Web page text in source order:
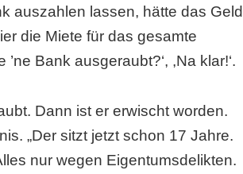
auszahlen lassen, hätte das Geld
die Miete für das gesamte
Bank ausgeraubt?‘, ,Na klar!‘.
Dann ist er erwischt worden.
„Der sitzt jetzt schon 17 Jahre.
nur wegen Eigentumsdelikten.